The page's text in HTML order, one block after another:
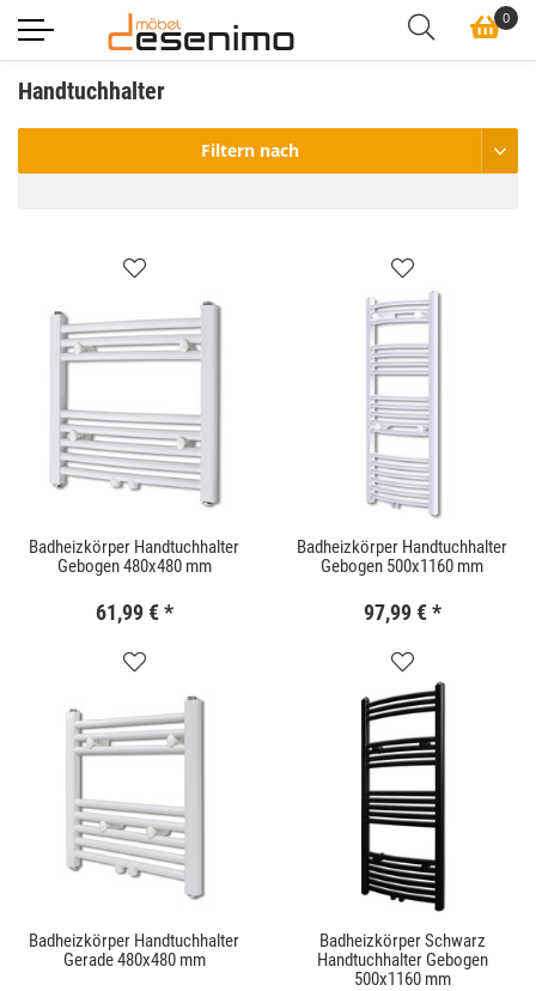
0
Handtuchhalter
Filtern nach
Badheizkörper Handtuchhalter
Gebogen 480x480 mm
61,99 € *
Badheizkörper Handtuchhalter
Gebogen 500x1160 mm
97,99 € *
Badheizkörper Handtuchhalter
Gerade 480x480 mm
Badheizkörper Schwarz
Handtuchhalter Gebogen
500x1160 mm